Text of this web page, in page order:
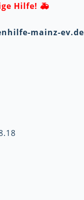
Hilfe! 🚑
mainz-ev.de